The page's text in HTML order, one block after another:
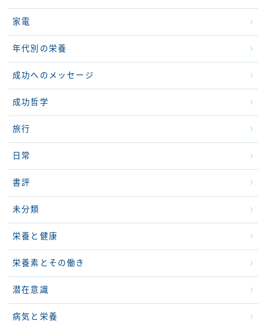
家電
年代別の栄養
成功へのメッセージ
成功哲学
旅行
日常
書評
未分類
栄養と健康
栄養素とその働き
潜在意識
病気と栄養